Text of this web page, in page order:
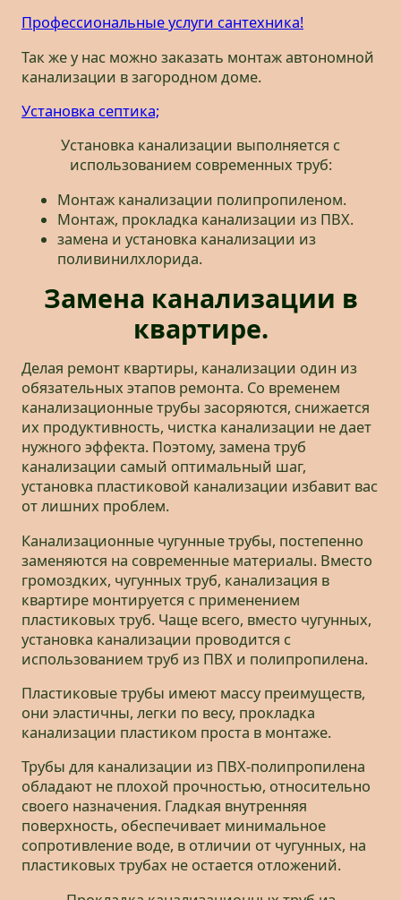
Профессиональные услуги сантехника!
Так же у нас можно заказать монтаж автономной
канализации в загородном доме.
Установка септика;
Установка канализации выполняется с
использованием современных труб:
Монтаж канализации полипропиленом.
Монтаж, прокладка канализации из ПВХ.
замена и установка канализации из
поливинилхлорида.
Замена канализации в
квартире.
Делая ремонт квартиры, канализации один из
обязательных этапов ремонта. Со временем
канализационные трубы засоряются, снижается
их продуктивность, чистка канализации не дает
нужного эффекта. Поэтому, замена труб
канализации самый оптимальный шаг,
установка пластиковой канализации избавит вас
от лишних проблем.
Канализационные чугунные трубы, постепенно
заменяются на современные материалы. Вместо
громоздких, чугунных труб, канализация в
квартире монтируется с применением
пластиковых труб. Чаще всего, вместо чугунных,
установка канализации проводится с
использованием труб из ПВХ и полипропилена.
Пластиковые трубы имеют массу преимуществ,
они эластичны, легки по весу, прокладка
канализации пластиком проста в монтаже.
Трубы для канализации из ПВХ-полипропилена
обладают не плохой прочностью, относительно
своего назначения. Гладкая внутренняя
поверхность, обеспечивает минимальное
сопротивление воде, в отличии от чугунных, на
пластиковых трубах не остается отложений.